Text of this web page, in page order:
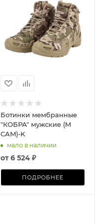
Ботинки мембранные
"КОБРА" мужские (М
CAM)-K
мало в наличии
от6 524 ₽
ПОДРОБНЕЕ